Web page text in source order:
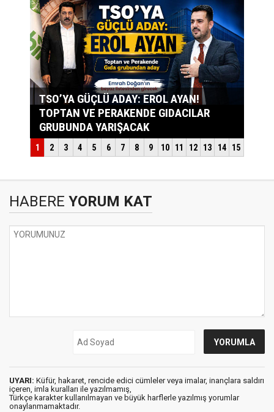
HABERE YORUM KAT
UYARI: Küfür, hakaret, rencide edici cümleler veya imalar, inançlara saldırı
içeren, imla kuralları ile yazılmamış,
Türkçe karakter kullanılmayan ve büyük harflerle yazılmış yorumlar
onaylanmamaktadır.